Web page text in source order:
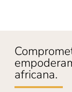
africana.